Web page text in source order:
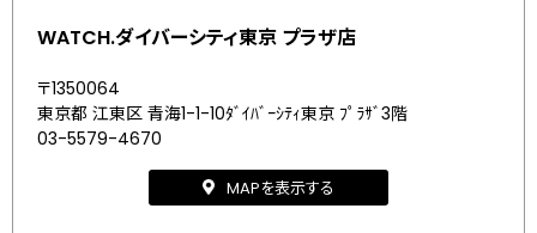
WATCH.ダイバーシティ東京 プラザ店
〒1350064
東京都 江東区 青海1-1-10ﾀﾞｲﾊﾞｰｼﾃｨ東京 ﾌﾟﾗｻﾞ3階
03-5579-4670
MAPを表示する